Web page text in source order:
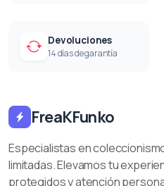
Devoluciones
14 días de garantía
FreaKFunko
Especialistas en
limitadas. Elevamos tu
protegidos y atención